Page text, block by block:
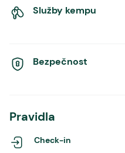
Služby kempu
Bezpečnost
Pravidla
Check-in